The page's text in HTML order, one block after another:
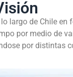
largo de Chile en
por medio de
por distintas